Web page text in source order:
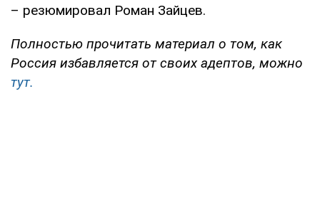
– резюмировал Роман Зайцев.
Полностью прочитать материал о том, как
Россия избавляется от своих адептов, можно
тут.